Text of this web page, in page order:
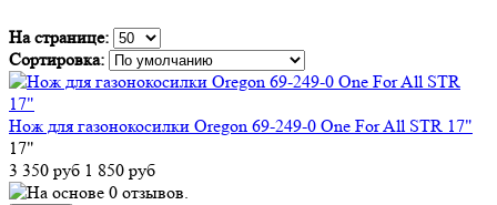
На странице:
Сортировка:
Нож для газонокосилки Oregon 69-249-0 One For All STR 17"
17"
3 350 руб 1 850 руб